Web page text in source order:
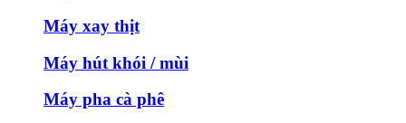
Máy xay thịt
Máy hút khói / mùi
Máy pha cà phê